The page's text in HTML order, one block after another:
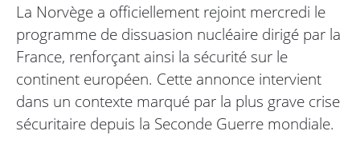
La Norvège a officiellement rejoint mercredi le
programme de dissuasion nucléaire dirigé par la
France, renforçant ainsi la sécurité sur le
continent européen. Cette annonce intervient
dans un contexte marqué par la plus grave crise
sécuritaire depuis la Seconde Guerre mondiale.